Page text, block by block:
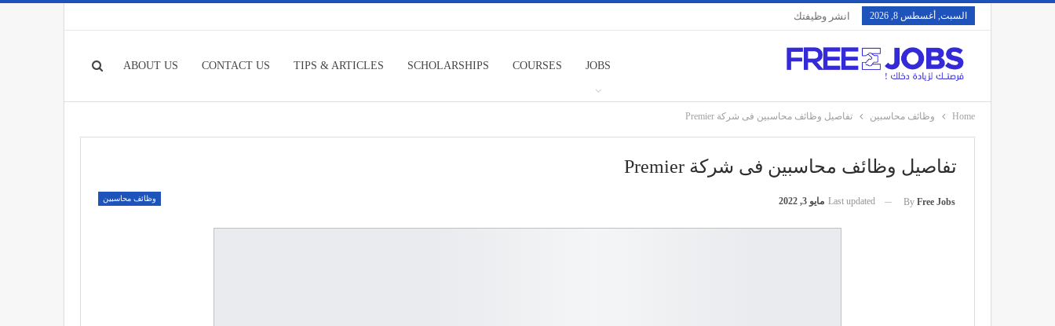
السبت, أغسطس 8, 2026 انشر وظيفتك
JOBS
COURSES
SCHOLARSHIPS
TIPS & ARTICLES
CONTACT US
ABOUT US
Home وظائف محاسبين تفاصيل وظائف محاسبين فى شركة Premier
تفاصيل وظائف محاسبين فى شركة Premier
وظائف محاسبين By Free Jobs
Last updated مايو 3, 2022